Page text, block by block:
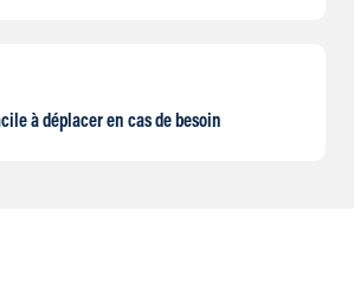
à déplacer en cas de besoin